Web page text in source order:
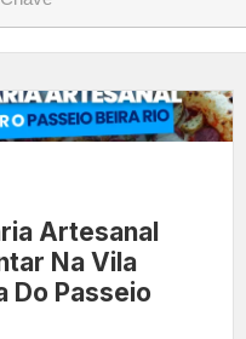
Artesanal
Na Vila
Do Passeio